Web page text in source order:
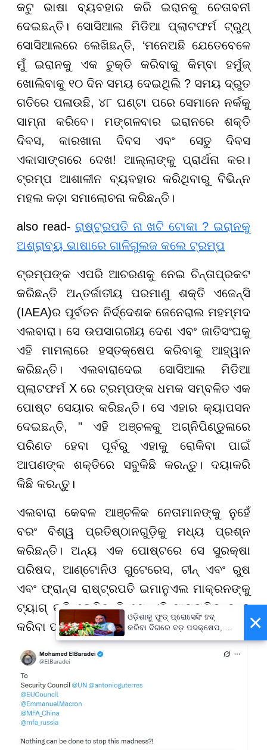
କଟୁ ଭାଷା ବ୍ୟବହାର କରି ଇରାନକୁ ଚେତାବନୀ
ଦେଇଛନ୍ତି। ସୋସିଆଲ ମିଡିଆ ପ୍ଲାଟଫର୍ମ ଟ୍ରୁଥ୍
ସୋସିଆଲରେ ଲେଖିଛନ୍ତି, ‘ମନେଅଛି ଯେତେବେଳେ
ମୁଁ ଇରାନକୁ ଏକ ଚୁକ୍ତି କରିବାକୁ କିମ୍ବା ହର୍ମୁଜ୍
ଖୋଲିବାକୁ ୧୦ ଦିନ ସମୟ ଦେଇଥିଲି ? ସମୟ ଦ୍ରୁତ
ଗତିରେ ପଳାଉଛି, ୪୮ ଘଣ୍ଟା ପରେ ସେମାନେ ନର୍କକୁ
ସାମ୍ନା କରିବେ। ମଙ୍ଗଳବାର ଇରାନରେ ଶକ୍ତି
ଦିବସ, କାରଖାନା ଦିବସ ଏବଂ ସେତୁ ଦିବସ
ଏକାସାଙ୍ଗରେ ଦେଖ! ଆଲ୍ଲାଙ୍କୁ ପ୍ରାର୍ଥନା କର।
ଟ୍ରମ୍ପ ଆଶାଳୀନ ବ୍ୟବହାର କରିଥିବାରୁ ବିଭିନ୍ନ
ମହଲ କଡ଼ା ସମାଲୋଚନା କରିଛନ୍ତି।
also read-ରାଷ୍ଟ୍ରପତି ନା ଖଟି ଟୋକା ? ଇରାନକୁ
ଅଶ୍ରାବ୍ୟ ଭାଷାରେ ଗାଳିଗୁଲଜ କଲେ ଟ୍ରମ୍ପ
ଟ୍ରମ୍ପଙ୍କ ଏପରି ଆଚରଣକୁ ନେଇ ଚିନ୍ତାପ୍ରକଟ
କରିଛନ୍ତି ଅନ୍ତର୍ଜାତୀୟ ପରମାଣୁ ଶକ୍ତି ଏଜେନ୍ସି
(IAEA)ର ପୂର୍ବତନ ନିର୍ଦ୍ଦେଶକ ଜେନେରାଲ ମହମ୍ମଦ
ଏଲବାରା। ସେ ଉପସାଗରୀୟ ଦେଶ ଏବଂ ଜାତିସଂଘକୁ
ଏହି ମାମଲାରେ ହସ୍ତକ୍ଷେପ କରିବାକୁ ଆହ୍ୱାନ
କରିଛନ୍ତି। ଏଲବାରାଦେଇ ସୋସିଆଲ ମିଡିଆ
ପ୍ଲାଟଫର୍ମ X ରେ ଟ୍ରମ୍ପଙ୍କ ଧମକ ସମ୍ବଳିତ ଏକ
ପୋଷ୍ଟ ସେୟାର କରିଛନ୍ତି। ସେ ଏହାର କ୍ୟାପସନ
ଦେଇଛନ୍ତି, " ଏହି ଅଞ୍ଚଳକୁ ଅଗ୍ନିପିଣ୍ଡୁଳାରେ
ପରିଣତ ହେବା ପୂର୍ବରୁ ଏହାକୁ ରୋକିବା ପାଇଁ
ଆପଣଙ୍କ ଶକ୍ତିରେ ସବୁକିଛି କରନ୍ତୁ। ଦୟାକରି
କିଛି କରନ୍ତୁ।
ଏଲବାରା କେବଳ ଆଞ୍ଚଳିକ ନେତାମାନଙ୍କୁ ନୁହେଁ
ବରଂ ବିଶ୍ୱ ପ୍ରତିଷ୍ଠାନଗୁଡ଼ିକୁ ମଧ୍ୟ ପ୍ରଶ୍ନ
କରିଛନ୍ତି। ଅନ୍ୟ ଏକ ପୋଷ୍ଟରେ ସେ ସୁରକ୍ଷା
ପରିଷଦ, ଆଣ୍ଟୋନିଓ ଗୁଟେରେସ, ଚୀନ୍ ଏବଂ ରୁଷ
ଏବଂ ଫ୍ରାନ୍ସ ରାଷ୍ଟ୍ରପତି ଇମାନୁଏଲ ମାକ୍ରନଙ୍କୁ
ଟ୍ୟାଗ୍ କରି ଲେଖିଛନ୍ତି ଯେ ଏହି ପାଗଳାମିକୁ ବନ୍ଦ
କରିବା ପାଇଁ କିଛି କରାଯାଇପାରିବ ନାହିଁ?"
×
ଓଡ଼ିଶାକୁ ଫୁଡ୍ ପ୍ରୋସେସିଂ ହବ୍
କରିବା ଦିଗରେ ବଡ଼ ପଦକ୍ଷେପ, ୪୨
ହଜାରରୁ ଅଧିକ ନିଯୁକ୍ତି ସୁଯୋଗ